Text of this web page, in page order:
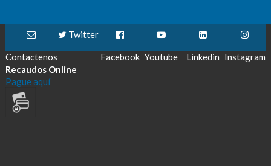
Contactenos
Twitter
Facebook Youtube Linkedin Instagram
Recaudos Online
Pague aquí